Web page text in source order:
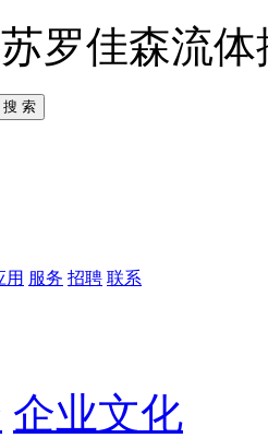
罗佳森流
用 服务 招聘 联系
企业文化